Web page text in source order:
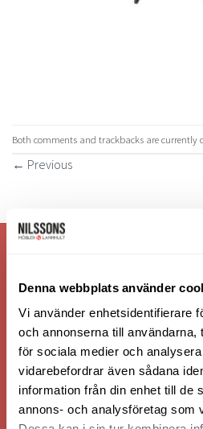
Denna webbplats använder
Vi använder enhetsidentifierare
och annonserna till användarna,
för sociala medier och
vidarebefordrar även sådana
information från din enhet till de
annons- och analysföretag som
Both comments and trackbacks are currently
← Previous